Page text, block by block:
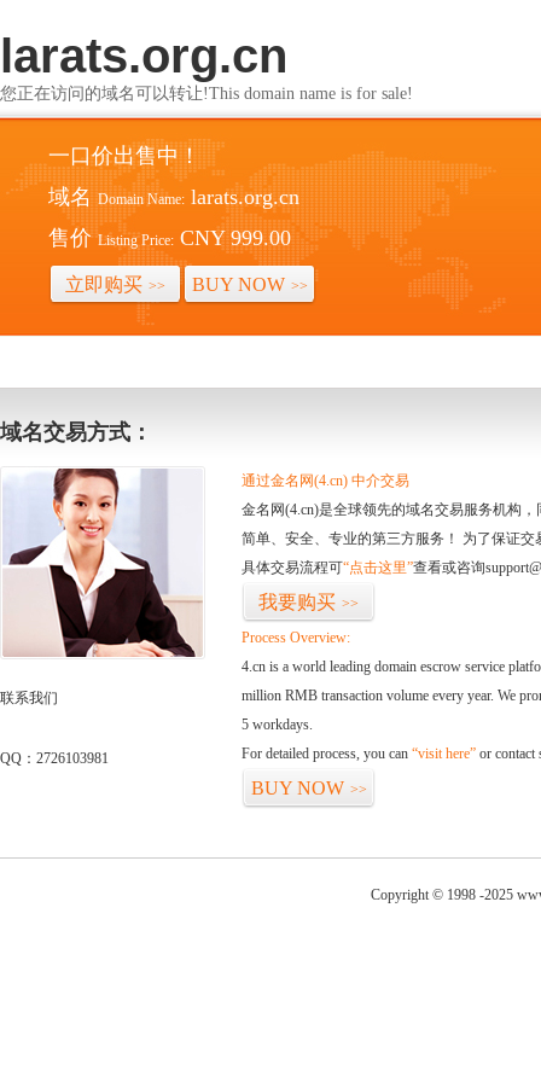
larats.org.cn
您正在访问的域名可以转让!This domain name is for sale!
一口价出售中！
域名 Domain Name: larats.org.cn
售价 Listing Price: CNY 999.00
立即购买 >> BUY NOW >>
域名交易方式：
联系我们
QQ：2726103981
通过金名网(4.cn) 中介交易
金名网(4.cn)是全球领先的域名交易服务机构
简单、安全、专业的第三方服务！ 为了保证
具体交易流程可“点击这里”查看或咨询
我要购买 >>
Process Overview:
4.cn is a world leading domain escrow service
million RMB transaction volume every year. We
5 workdays.
For detailed process, you can “visit here” or contact
BUY NOW >>
Copyright © 1998 -2025